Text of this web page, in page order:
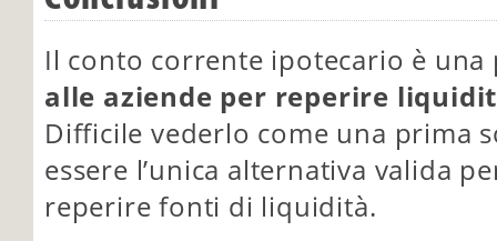
Il conto corrente ipotecario è
alle aziende per reperire
Difficile vederlo come una prima
essere l’unica alternativa valida
reperire fonti di liquidità.